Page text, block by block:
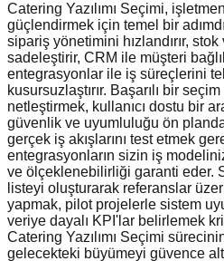
Catering Yazılımı Seçimi,
güçlendirmek için temel bir
sipariş yönetimini hızlandırır,
sadeleştirir, CRM ile müşteri
entegrasyonlar ile iş süreçlerini
kusursuzlaştırır. Başarılı bir
netleştirmek, kullanıcı dostu bir
güvenlik ve uyumluluğu ön
gerçek iş akışlarını test etmek
entegrasyonların sizin iş
ve ölçeklenebilirliği garanti eder.
listeyi oluşturarak referanslar
yapmak, pilot projelerle sistem
veriye dayalı KPI'lar belirlemek
Catering Yazılımı Seçimi sürecinin
gelecekteki büyümeyi güvence